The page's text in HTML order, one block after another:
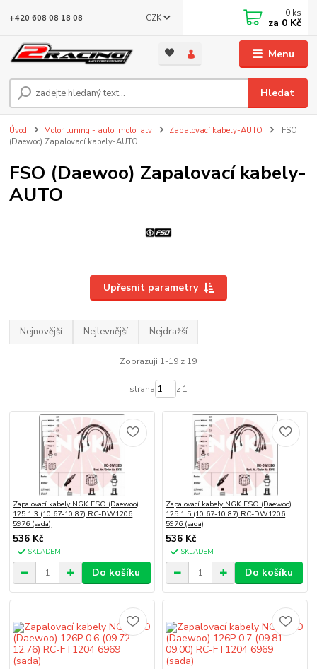
Menu
CZK
Hledat
+420 608 08 18 08 0 ks
za 0 Kč
Úvod Motor tuning - auto, moto, atv Zapalovací kabely-AUTO
FSO
(Daewoo) Zapalovací kabely-AUTO
FSO (Daewoo) Zapalovací kabely-
AUTO
Upřesnit parametry
Nejnovější Nejlevnější Nejdražší
Zobrazuji 1-19 z 19
strana z 1
Zapalovací kabely NGK FSO (Daewoo)
125 1.3 (10.67-10.87) RC-DW1206
5976 (sada)
536 Kč
SKLADEM
Do košíku
Zapalovací kabely NGK FSO (Daewoo)
125 1.5 (10.67-10.87) RC-DW1206
5976 (sada)
536 Kč
SKLADEM
Do košíku